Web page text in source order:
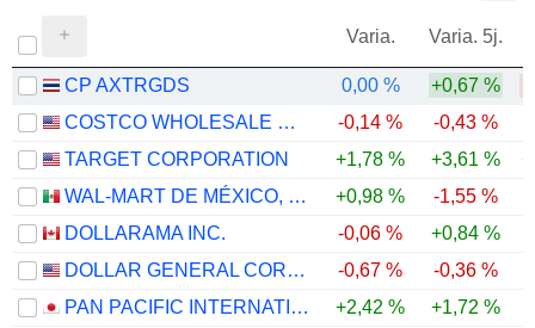
Varia. Varia. 5j.
CP AXTRGDS 0,00 % +0,67 %
COSTCO WHOLESALE CORPORATION
-0,14 % -0,43 %
TARGET CORPORATION
+1,78 % +3,61 %
WAL-MART DE MÉXICO, S.A.B. DE C.V.
+0,98 % -1,55 %
DOLLARAMA INC.
-0,06 % +0,84 %
DOLLAR GENERAL CORPORATION
-0,67 % -0,36 %
PAN PACIFIC INTERNATIONAL HOLDINGS CORPORATION
+2,42 % +1,72 %